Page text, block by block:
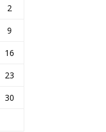
2
9
16
23
30